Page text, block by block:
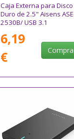
Caja Externa para Disco
Duro de 2.5" Aisens
2530B/ USB 3.1
6,19
€